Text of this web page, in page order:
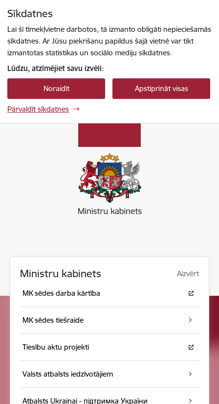
Sīkdatnes
Lai šī tīmekļvietne darbotos, tā izmanto obligāti nepieciešamās
sīkdatnes. Ar Jūsu piekrišanu papildus šajā vietnē var tikt
izmantotas statistikas un sociālo mediju sīkdatnes.
Lūdzu, atzīmējiet savu izvēli:
Noraidīt Apstiprināt visas
Pārvaldīt sīkdatnes
Ministru kabinets Aizvērt
MK sēdes darba kārtība
MK sēdes tiešraide
Tiesību aktu projekti
Valsts atbalsts iedzīvotājiem
Atbalsts Ukrainai - підтримка України